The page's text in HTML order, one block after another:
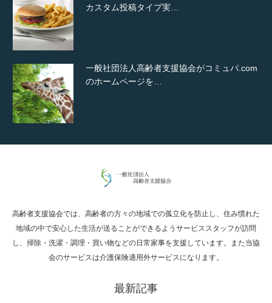
カスタム投稿タイプ実…
一般社団法人高齢者支援協会がコミュパ.com
のホームページを…
通常投稿
Hello world!
究極的に実用性を重視した「フッターバー」
高齢者支援協会では、高齢者の方々の地域での孤立化を防止し、住み慣れた
地域の中で安心した生活が送ることができるようサービススタッフが訪問
し、掃除・洗濯・調理・買い物などの日常家事を支援しています。また当協
会のサービスは介護保険適用外サービスになります。
最新記事